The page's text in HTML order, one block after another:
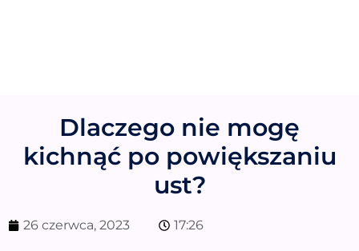
Dlaczego nie mogę
kichnąć po powiększaniu
ust?
26 czerwca, 2023 17:26